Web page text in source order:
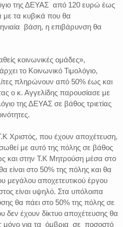
της ΔΕΥΑΣ από 120 ευρώ έως
τα κυβικά που θα
βάση, η επιβάρυνση θα
κοινωνικές ομάδες»,
το Κοινωνικό Τιμολόγιο,
πληρώνουν από 50% έως και
ο κ. Αγγελίδης παρουσίασε με
της ΔΕΥΑΣ σε βάθος τριετίας
Χριστός, που έχουν αποχέτευση,
με αυτό της πόλης σε βάθος
και στην Τ.Κ Μητρούση μέσα στο
είναι στο 50% της πόλης και θα
μεγάλου αποχετευτικού έργου
είναι υψηλό. Στα υπόλοιπα
θα πάει στο 50% της πόλης σε
δεν έχουν δίκτυο αποχέτευσης θα
μόνο για τα όμβρια σε ποσοστό